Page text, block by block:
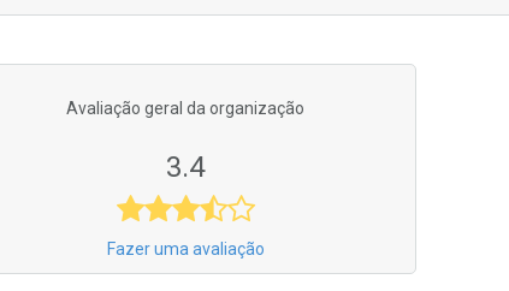
Avaliação geral da organização
3.4
Fazer uma avaliação